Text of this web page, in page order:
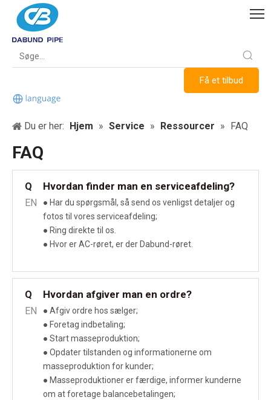
Få et tilbud
Du er her: Hjem » Service » Ressourcer » FAQ
FAQ
Q Hvordan finder man en serviceafdeling?
EN
● Har du spørgsmål, så send os venligst detaljer og
fotos til vores serviceafdeling;
● Ring direkte til os.
● Hvor er AC-røret, er der Dabund-røret.
Q Hvordan afgiver man en ordre?
EN
● Afgiv ordre hos sælger;
● Foretag indbetaling;
● Start masseproduktion;
● Opdater tilstanden og informationerne om
masseproduktion for kunder;
● Masseproduktioner er færdige, informer kunderne
om at foretage balancebetalingen;